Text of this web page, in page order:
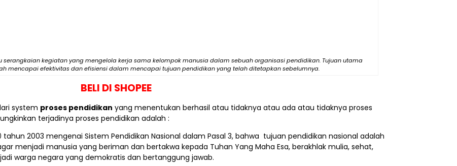
kegiatan yang mengelola kerja sama kelompok manusia dalam sebuah organisasi pendidikan. Tujuan utama
mencapai efektivitas dan efisiensi dalam mencapai tujuan pendidikan yang telah ditetapkan sebelumnya.
BELI DI SHOPEE
system proses pendidikan yang menentukan berhasil atau tidaknya atau ada atau tidaknya proses
terjadinya proses pendidikan adalah :
tahun 2003 mengenai Sistem Pendidikan Nasional dalam Pasal 3, bahwa tujuan pendidikan nasional adalah
menjadi manusia yang beriman dan bertakwa kepada Tuhan Yang Maha Esa, berakhlak mulia, sehat,
warga negara yang demokratis dan bertanggung jawab.